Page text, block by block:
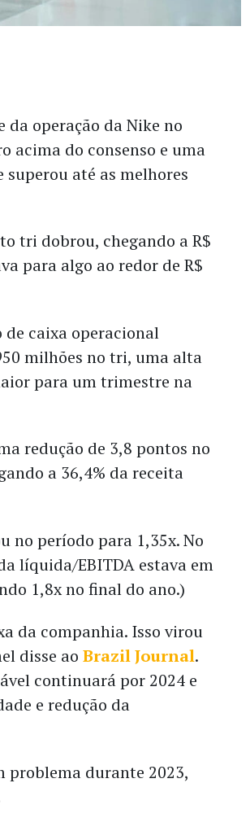
da operação da Nike no
acima do consenso e uma
superou até as melhores
tri dobrou, chegando a R$
para algo ao redor de R$
de caixa operacional
milhões no tri, uma alta
para um trimestre na
redução de 3,8 pontos no
a 36,4% da receita
no período para 1,35x. No
líquida/EBITDA estava em
1,8x no final do ano.)
da companhia. Isso virou
disse aoBrazil Journal.
continuará por 2024 e
e redução da
problema durante 2023,